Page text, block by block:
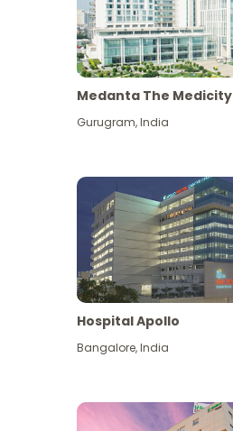
Medanta The Medicity
Gurugram,India
Hospital Apollo
Bangalore,India